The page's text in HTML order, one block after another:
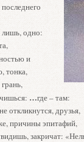
лишь, одно:
и
тонка,
…где – там:
откликнутся, друзья,
причины эпитафий,
закричат: